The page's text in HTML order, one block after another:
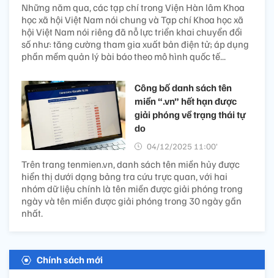
Những năm qua, các tạp chí trong Viện Hàn lâm Khoa
học xã hội Việt Nam nói chung và Tạp chí Khoa học xã
hội Việt Nam nói riêng đã nỗ lực triển khai chuyển đổi
số như: tăng cường tham gia xuất bản điện tử; áp dụng
phần mềm quản lý bài báo theo mô hình quốc tế...
Công bố danh sách tên
miền “.vn” hết hạn được
giải phóng về trạng thái tự
do
04/12/2025 11:00’
Trên trang tenmien.vn, danh sách tên miền hủy được
hiển thị dưới dạng bảng tra cứu trực quan, với hai
nhóm dữ liệu chính là tên miền được giải phóng trong
ngày và tên miền được giải phóng trong 30 ngày gần
nhất.
Chính sách mới